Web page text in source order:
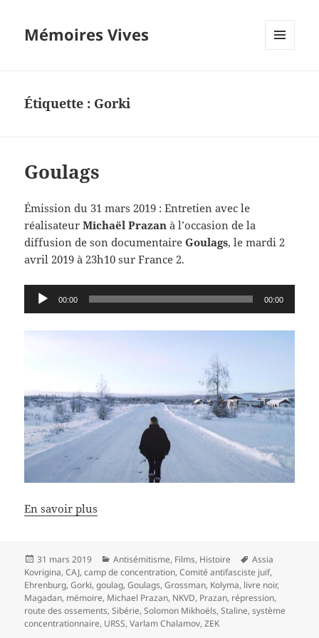
Mémoires Vives
Étiquette : Gorki
Goulags
Émission du 31 mars 2019 : Entretien avec le
réalisateurMichaël Prazan à l’occasion de la
diffusion de son documentaireGoulags, le mardi 2
avril 2019 à 23h10 sur France 2.
Lecteur
audio
00:00 00:00
En savoir plus
Publié
le
31 mars 2019 Catégories
Antisémitisme, Films, Histoire
Mots-
clés
Assia
Kovrigina,CAJ,camp de concentration,Comité antifasciste juif,
Ehrenburg,Gorki,goulag,Goulags,Grossman, Kolyma, livre noir,
Magadan, mémoire, Michael Prazan, NKVD, Prazan, répression,
route des ossements,Sibérie,Solomon Mikhoëls,Staline,système
concentrationnaire, URSS,Varlam Chalamov,ZEK